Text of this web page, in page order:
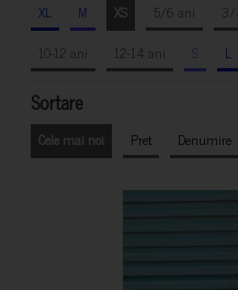
XL M XS 5/6 ani
10-12 ani
12-14 ani S L
Sortare
Cele mai noi Pret Denumire